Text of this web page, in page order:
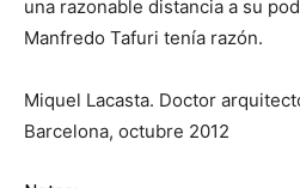
una razonable distancia a su
Manfredo Tafuri tenía razón.
Miquel Lacasta. Doctor
Barcelona, octubre 2012